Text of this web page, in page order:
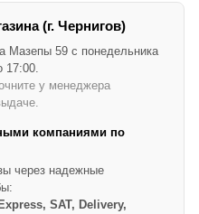
(г. Чернигов)
Мазепы 59 с понедельника
17:00.
у менеджера
компаниями по
через надежные
SAT, Delivery,